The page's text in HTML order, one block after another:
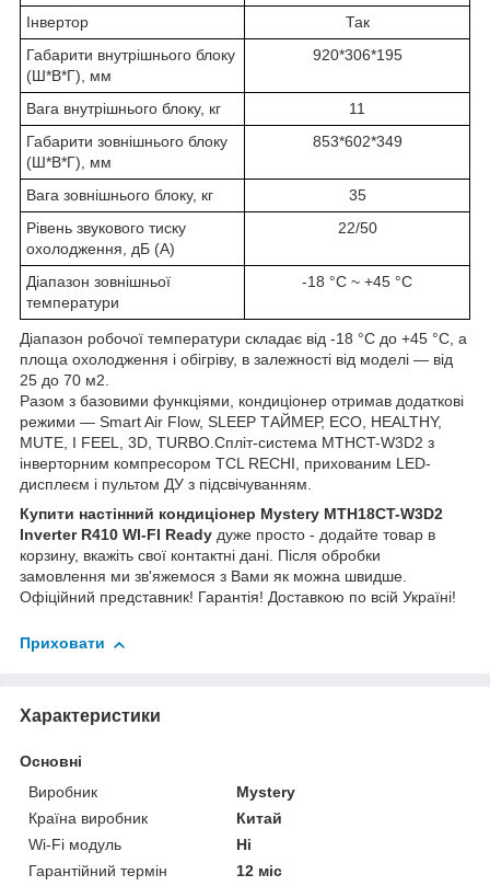
Інвертор
Так
Габарити внутрішнього блоку
(Ш*В*Г), мм
920*306*195
Вага внутрішнього блоку, кг
11
Габарити зовнішнього блоку
(Ш*В*Г), мм
853*602*349
Вага зовнішнього блоку, кг
35
Рівень звукового тиску
охолодження, дБ (А)
22/50
Діапазон зовнішньої
температури
-18 °С ~ +45 °С
Діапазон робочої температури складає від -18 °С до +45 °С, а
площа охолодження і обігріву, в залежності від моделі — від
25 до 70 м2.
Разом з базовими функціями, кондиціонер отримав додаткові
режими — Smart Air Flow, SLEEP ТАЙМЕР, ECO, HEALTHY,
MUTE, I FEEL, 3D, TURBO.Спліт-система MTHCT-W3D2 з
інверторним компресором TCL RECHI, прихованим LED-
дисплеєм і пультом ДУ з підсвічуванням.
Купити настінний кондиціонер Mystery MTH18CT-W3D2
Inverter R410 WI-FI Ready дуже просто - додайте товар в
корзину, вкажіть свої контактні дані. Після обробки
замовлення ми зв'яжемося з Вами як можна швидше.
Офіційний представник! Гарантія! Доставкою по всій Україні!
Приховати
Характеристики
Основні
Виробник
Mystery
Країна виробник
Китай
Wi-Fi модуль
Ні
Гарантійний термін
12 міс